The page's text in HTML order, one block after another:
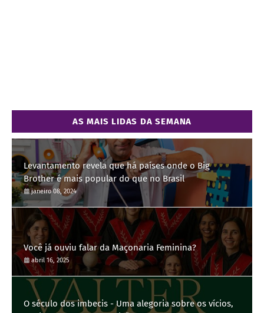
AS MAIS LIDAS DA SEMANA
Levantamento revela que há países onde o Big
Brother é mais popular do que no Brasil
janeiro 08, 2024
Você já ouviu falar da Maçonaria Feminina?
abril 16, 2025
O século dos imbecis - Uma alegoria sobre os vícios,